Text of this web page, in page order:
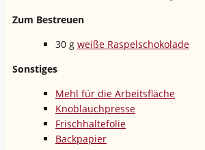
Zum Bestreuen
30 g weiße Raspelschokolade
Sonstiges
Mehl für die Arbeitsfläche
Knoblauchpresse
Frischhaltefolie
Backpapier